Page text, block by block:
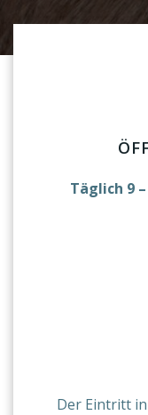
Täglich 9
Der Eintritt